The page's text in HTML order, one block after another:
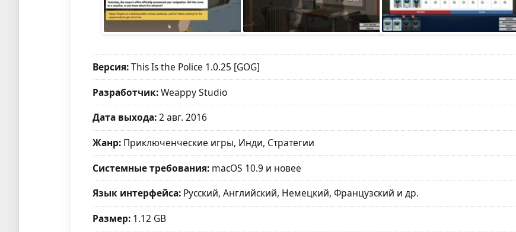
Версия:This Is the Police 1.0.25 [GOG]
Разработчик:Weappy Studio
Дата выхода:2 авг. 2016
Жанр: Приключенческие игры, Инди, Стратегии
Системные требования: macOS 10.9 и новее
Язык интерфейса: Русский, Английский, Немецкий, Французский и др.
Размер: 1.12 GB